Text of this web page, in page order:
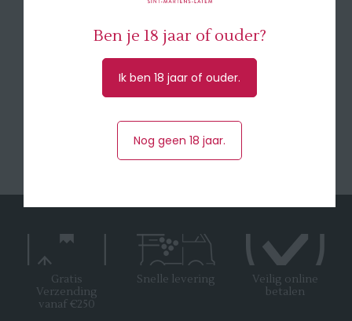
Inhoud
75 cl
Download de technische fiche
Gratis
Verzending
vanaf €250
Snelle levering
Veilig online
betalen
Ben je 18 jaar of ouder?
Ik ben 18 jaar of ouder.
Nog geen 18 jaar.